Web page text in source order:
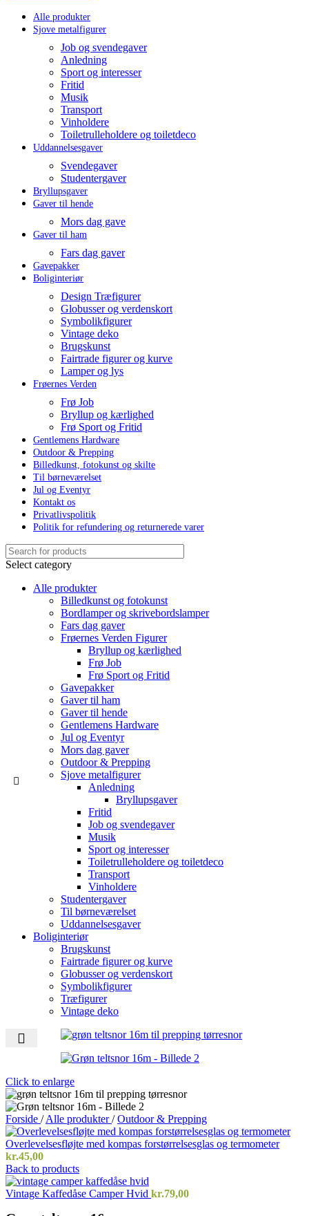
Alle produkter
Sjove metalfigurer
Job og svendegaver
Anledning
Sport og interesser
Fritid
Musik
Transport
Vinholdere
Toiletrulleholdere og toiletdeco
Uddannelsesgaver
Svendegaver
Studentergaver
Bryllupsgaver
Gaver til hende
Mors dag gave
Gaver til ham
Fars dag gaver
Gavepakker
Boliginteriør
Design Træfigurer
Globusser og verdenskort
Symbolikfigurer
Vintage deko
Brugskunst
Fairtrade figurer og kurve
Lamper og lys
Frøernes Verden
Frø Job
Bryllup og kærlighed
Frø Sport og Fritid
Gentlemens Hardware
Outdoor & Prepping
Billedkunst, fotokunst og skilte
Til børneværelset
Jul og Eventyr
Kontakt os
Privatlivspolitik
Politik for refundering og returnerede varer
Select category
Alle produkter
Billedkunst og fotokunst
Bordlamper og skrivebordslamper
Fars dag gaver
Frøernes Verden Figurer
Bryllup og kærlighed
Frø Job
Frø Sport og Fritid
Gavepakker
Gaver til ham
Gaver til hende
Gentlemens Hardware
Jul og Eventyr
Mors dag gaver
Outdoor & Prepping
Sjove metalfigurer
Anledning
Bryllupsgaver
Fritid
Job og svendegaver
Musik
Sport og interesser
Toiletrulleholdere og toiletdeco
Transport
Vinholdere
Studentergaver
Til børneværelset
Uddannelsesgaver
Boliginteriør
Brugskunst
Fairtrade figurer og kurve
Globusser og verdenskort
Symbolikfigurer
Træfigurer
Vintage deko
Click to enlarge
Forside / Alle produkter/ Outdoor & Prepping
Overlevelsesfløjte med kompas forstørrelsesglas og termometer
kr.45,00
Back to products
Vintage Kaffedåse Camper Hvid kr.79,00